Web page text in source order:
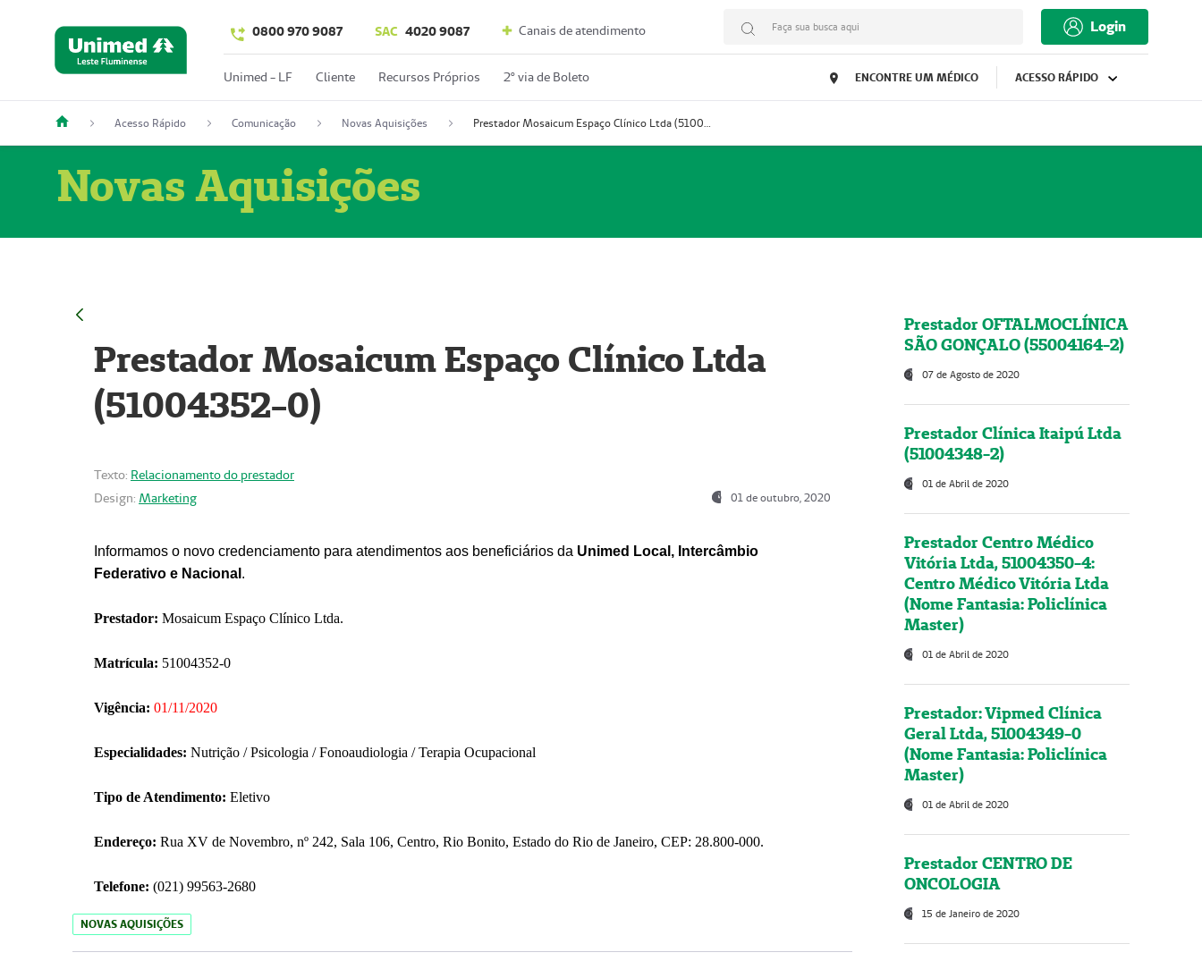
0800 970 9087 SAC 4020 9087 Canais de atendimento Faça sua busca aqui Login
Unimed - LF Cliente Recursos Próprios 2º via de Boleto ENCONTRE UM MÉDICO ACESSO RÁPIDO
Acesso Rápido Comunicação Novas Aquisições Prestador Mosaicum Espaço Clínico Ltda (51004352-0)
Novas Aquisições
Prestador Mosaicum Espaço Clínico Ltda
(51004352-0)
Texto: Relacionamento do prestador
Design: Marketing 01 de outubro, 2020
Informamos o novo credenciamento para atendimentos aos beneficiários da Unimed Local, Intercâmbio
Federativo e Nacional .
Prestador: Mosaicum Espaço Clínico Ltda.
Matrícula: 51004352-0
Vigência: 01/11/2020
Especialidades: Nutrição / Psicologia / Fonoaudiologia / Terapia Ocupacional
Tipo de Atendimento: Eletivo
Endereço: Rua XV de Novembro, nº 242, Sala 106, Centro, Rio Bonito, Estado do Rio de Janeiro, CEP: 28.800-000.
Telefone: (021) 99563-2680
NOVAS AQUISIÇÕES
Prestador OFTALMOCLÍNICA
SÃO GONÇALO (55004164-2)
07 de Agosto de 2020
Prestador Clínica Itaipú Ltda
(51004348-2)
01 de Abril de 2020
Prestador Centro Médico
Vitória Ltda, 51004350-4:
Centro Médico Vitória Ltda
(Nome Fantasia: Policlínica
Master)
01 de Abril de 2020
Prestador: Vipmed Clínica
Geral Ltda, 51004349-0
(Nome Fantasia: Policlínica
Master)
01 de Abril de 2020
Prestador CENTRO DE
ONCOLOGIA
15 de Janeiro de 2020